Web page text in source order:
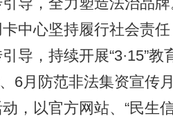
心坚持履行社会责任
导，持续开展“3·15”教
、6月防范非法集资宣传
，以官方网站、“民生